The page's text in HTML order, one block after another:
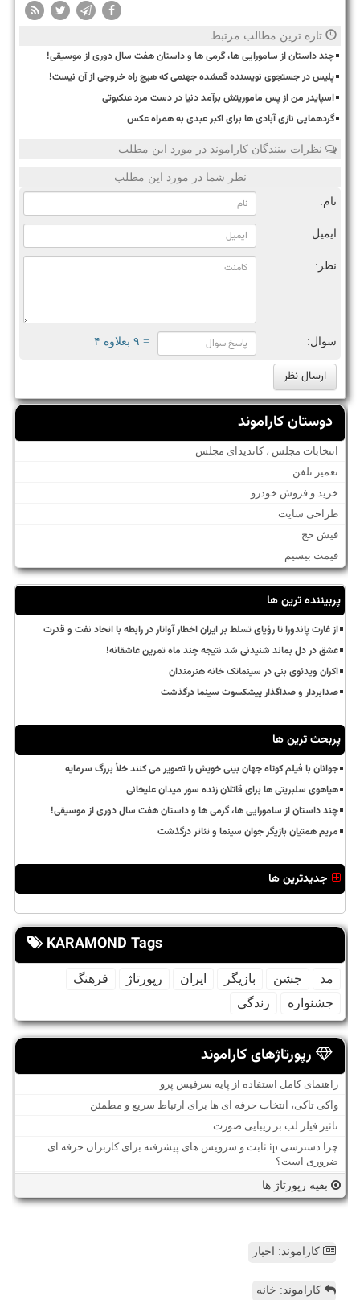
تازه ترین مطالب مرتبط
چند داستان از سامورایی ها، گرمی ها و داستان هفت سال دوری از موسیقی!
پلیس در جستجوی نویسنده گمشده جهنمی که هیچ راه خروجی از آن نیست!
اسپایدر من از پس ماموریتش برآمد دنیا در دست مرد عنکبوتی
گردهمایی نازی آبادی ها برای اکبر عبدی به همراه عکس
نظرات بینندگان کاراموند در مورد این مطلب
نظر شما در مورد این مطلب
نام:
ایمیل:
نظر:
سوال: = ۹ بعلاوه ۴
دوستان کاراموند
انتخابات مجلس ، کاندیدای مجلس
تعمیر تلفن
خرید و فروش خودرو
طراحی سایت
فیش حج
قیمت بیسیم
پربیننده ترین ها
از غارت پاندورا تا رؤیای تسلط بر ایران اخطار آواتار در رابطه با اتحاد نفت و قدرت
عشق در دل بماند شنیدنی شد نتیجه چند ماه تمرین عاشقانه!
اکران ویدئوی بنی در سینماتک خانه هنرمندان
صدابردار و صداگذار پیشکسوت سینما درگذشت
پربحث ترین ها
جوانان با فیلم کوتاه جهان بینی خویش را تصویر می کنند خلأ بزرگ سرمایه
هیاهوی سلبریتی ها برای قاتلان زنده سوز میدان علیخانی
چند داستان از سامورایی ها، گرمی ها و داستان هفت سال دوری از موسیقی!
مریم همتیان بازیگر جوان سینما و تئاتر درگذشت
جدیدترین ها
KARAMOND Tags
مد جشن بازیگر ایران رپورتاژ
فرهنگ
جشنواره
زندگی
رپورتاژهای کاراموند
راهنمای کامل استفاده از پایه سرفیس پرو
واکی تاکی، انتخاب حرفه ای ها برای ارتباط سریع و مطمئن
تاثیر فیلر لب بر زیبایی صورت
چرا دسترسی ip ثابت و سرویس های پیشرفته برای کاربران حرفه ای
ضروری است؟
بقیه رپورتاژ ها
کاراموند: اخبار
کاراموند: خانه